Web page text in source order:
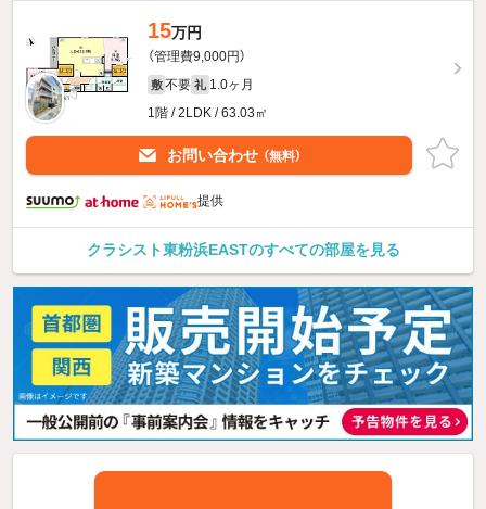
15万円
（管理費9,000円）
敷 不要 礼 1.0ヶ月
1階 / 2LDK / 63.03㎡
お問い合わせ （無料）
提供
クラシスト東粉浜EASTのすべての部屋を見る